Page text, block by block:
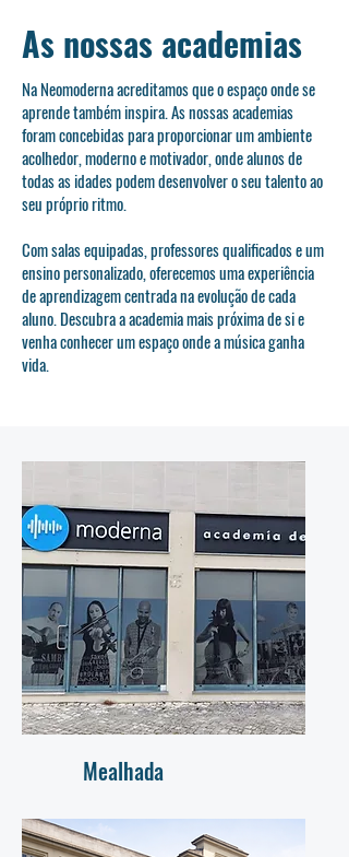
As nossas academias
Na Neomoderna acreditamos que o espaço onde se
aprende também inspira. As nossas academias
foram concebidas para proporcionar um ambiente
acolhedor, moderno e motivador, onde alunos de
todas as idades podem desenvolver o seu talento ao
seu próprio ritmo.
Com salas equipadas, professores qualificados e um
ensino personalizado, oferecemos uma experiência
de aprendizagem centrada na evolução de cada
aluno. Descubra a academia mais próxima de si e
venha conhecer um espaço onde a música ganha
vida.
Mealhada